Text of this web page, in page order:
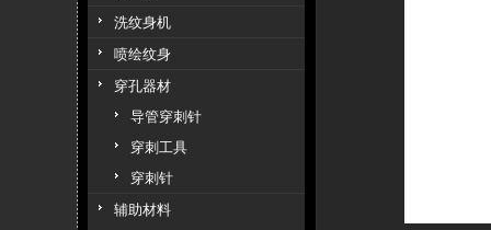
洗纹身机
喷绘纹身
穿孔器材
导管穿刺针
穿刺工具
穿刺针
辅助材料